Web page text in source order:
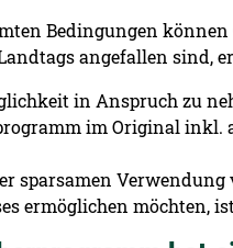
Bedingungen können
angefallen sind,
in Anspruch zu
im Original inkl.
sparsamen
ermöglichen möchten,